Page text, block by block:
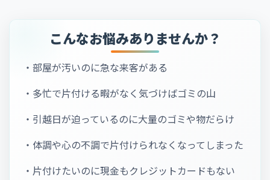
こんなお悩みありませんか？
・部屋が汚いのに急な来客がある
・多忙で片付ける暇がなく気づけばゴミの山
・引越日が迫っているのに大量のゴミや物だらけ
・体調や心の不調で片付けられなくなってしまった
・片付けたいのに現金もクレジットカードもない